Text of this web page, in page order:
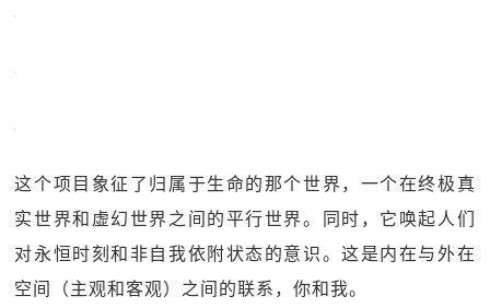
这个项目象征了归属于生命的那个世界，一个在终极真
实世界和虚幻世界之间的平行世界。同时，它唤起人们
对永恒时刻和非自我依附状态的意识。这是内在与外在
空间（主观和客观）之间的联系，你和我。